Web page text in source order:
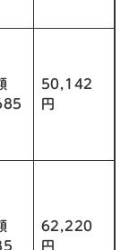
50,142
円
62,220
円